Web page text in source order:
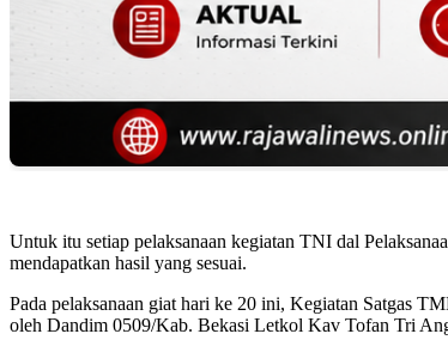
Untuk itu setiap pelaksanaan kegiatan TNI dal
mendapatkan hasil yang sesuai.
Pada pelaksanaan giat hari ke 20 ini, Kegiatan Satgas
oleh Dandim 0509/Kab. Bekasi Letkol Kav Tofan Tri